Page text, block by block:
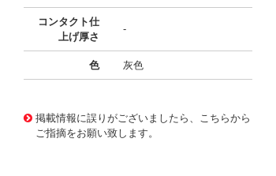
コンタクト仕
上げ厚さ
-
色 灰色
掲載情報に誤りがございましたら、こちらから
ご指摘をお願い致します。